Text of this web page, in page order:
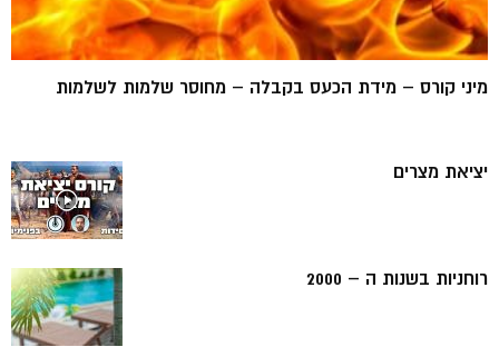
מיני קורס – מידת הכעס בקבלה – מחוסר שלמות לשלמות
יציאת מצרים
רוחניות בשנות ה – 2000